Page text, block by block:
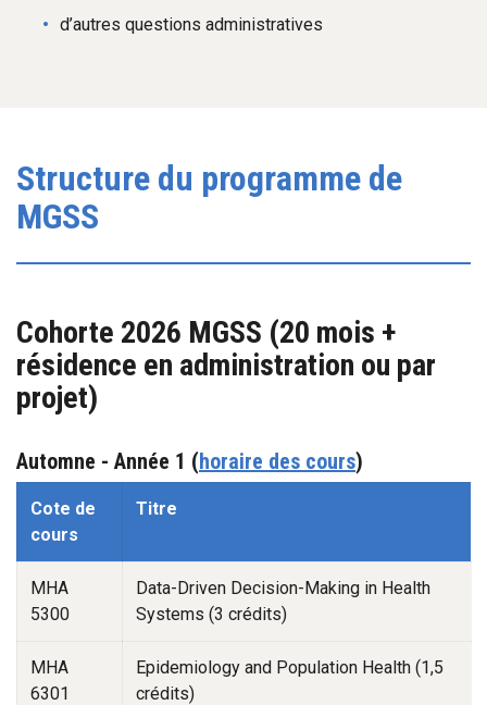
d’autres questions administratives
Structure du programme de
MGSS
Cohorte 2026 MGSS (20 mois +
résidence en administration ou par
projet)
Automne - Année 1 (horaire des cours)
Cote de
cours
Titre
MHA
5300
Data-Driven Decision-Making in Health
Systems (3 crédits)
MHA
6301
Epidemiology and Population Health (1,5
crédits)